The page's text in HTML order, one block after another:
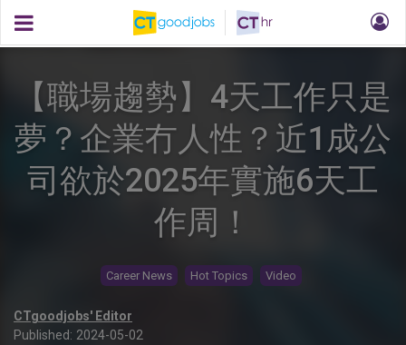
【職場趨勢】4天工作只是
夢？企業冇人性？近1成公
司欲於2025年實施6天工
作周！
Career News Hot Topics Video
CTgoodjobs' Editor
Published: 2024-05-02